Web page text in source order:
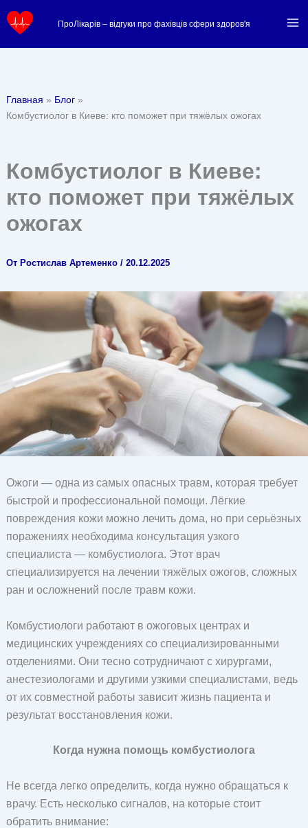
ПроЛікарів – відгуки про фахівців сфери здоров'я
Главная
Блог
Комбустиолог в Киеве: кто поможет при тяжёлых ожогах
Комбустиолог в Киеве:
кто поможет при тяжёлых
ожогах
От Ростислав Артеменко / 20.12.2025
Ожоги — одна из самых опасных травм, которая требует
быстрой и профессиональной помощи. Лёгкие
повреждения кожи можно лечить дома, но при серьёзных
поражениях необходима консультация узкого
специалиста — комбустиолога. Этот врач
специализируется на лечении тяжёлых ожогов, сложных
ран и осложнений после травм кожи.
Комбустиологи работают в ожоговых центрах и
медицинских учреждениях со специализированными
отделениями. Они тесно сотрудничают с хирургами,
анестезиологами и другими узкими специалистами, ведь
от их совместной работы зависит жизнь пациента и
результат восстановления кожи.
Когда нужна помощь комбустиолога
Не всегда легко определить, когда нужно обращаться к
врачу. Есть несколько сигналов, на которые стоит
обратить внимание: